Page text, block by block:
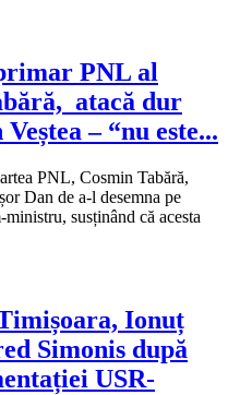
PNL al
atacă dur
– “nu este...
PNL, Cosmin Tabără,
Dan de a-l desemna pe
susținând că acesta
Ionuț
Simonis după
USR-